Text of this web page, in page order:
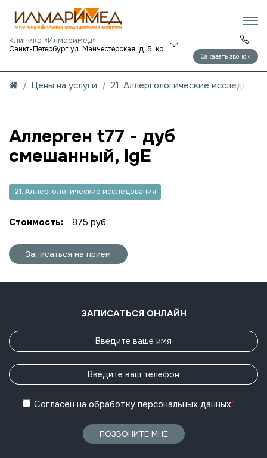
Клиника «Илмаримед»
Санкт-Петербург ул. Манчестерская, д. 5, корп. 1
Заказать звонок
Цены на услуги 21. Аллергологические
Аллерген t77 - дуб
смешанный, IgE
21. Аллергологические исследования
Стоимость: 875 руб.
Записаться на прием
ЗАПИСАТЬСЯ ОНЛАЙН
Согласен на обработку персональных данных*
ПОЗВОНИТЕ МНЕ